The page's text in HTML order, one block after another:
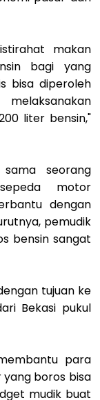
makan
bagi yang
bisa diperoleh
liter bensin,"
seorang
motor
dengan
pemudik
bensin sangat
tujuan ke
Bekasi pukul
para
boros bisa
mudik buat